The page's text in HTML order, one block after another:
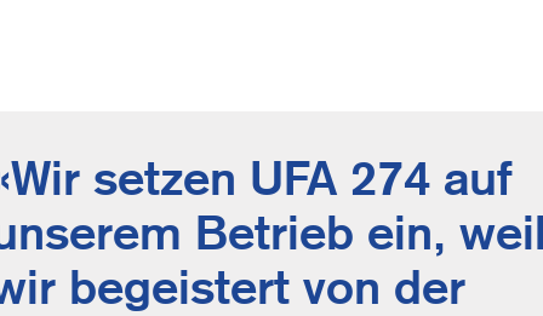
Quote
Wir setzen UFA 274 auf
Betrieb ein,
begeistert von der